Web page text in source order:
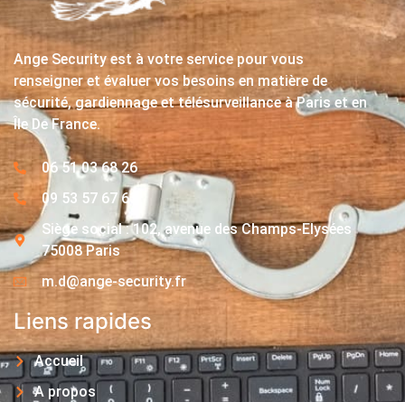
Ange Security est à votre service pour vous
renseigner et évaluer vos besoins en matière de
sécurité, gardiennage et télésurveillance à Paris et en
Île De France.
06 51 03 68 26
09 53 57 67 63
Siège social : 102, avenue des Champs-Elysées
75008 Paris
m.d@ange-security.fr
Liens rapides
Accueil
A propos